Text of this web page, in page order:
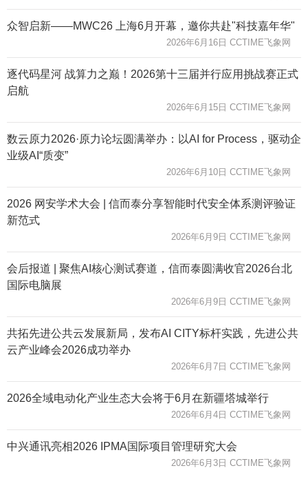
众智启新——MWC26 上海6月开幕，邀你共赴"科技嘉年华"
2026年6月16日 CCTIME飞象网
逐代码星河 战算力之巅！2026第十三届并行应用挑战赛正式
启航
2026年6月15日 CCTIME飞象网
数云原力2026·原力论坛圆满举办：以AI for Process，驱动企
业级AI“质变”
2026年6月10日 CCTIME飞象网
2026 网安学术大会 | 信而泰分享智能时代安全体系测评验证
新范式
2026年6月9日 CCTIME飞象网
会后报道 | 聚焦AI核心测试赛道，信而泰圆满收官2026台北
国际电脑展
2026年6月9日 CCTIME飞象网
共拓先进公共云发展新局，发布AI CITY标杆实践，先进公共
云产业峰会2026成功举办
2026年6月7日 CCTIME飞象网
2026全域电动化产业生态大会将于6月在新疆塔城举行
2026年6月4日 CCTIME飞象网
中兴通讯亮相2026 IPMA国际项目管理研究大会
2026年6月3日 CCTIME飞象网